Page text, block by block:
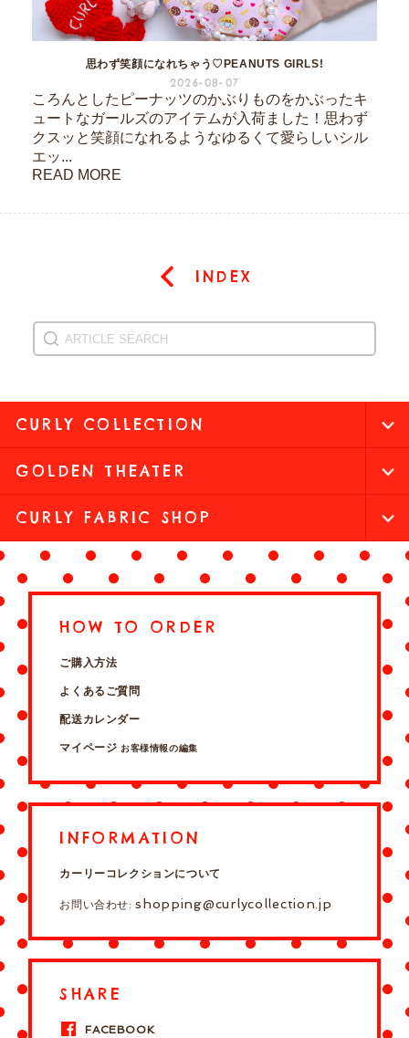
思わず笑顔になれちゃう♡PEANUTS GIRLS!
2026-08-07
ころんとしたピーナッツのかぶりものをかぶったキ
ュートなガールズのアイテムが入荷ました！思わず
クスッと笑顔になれるようなゆるくて愛らしいシル
エッ...
READ MORE
INDEX
CURLY COLLECTION
GOLDEN THEATER
CURLY FABRIC SHOP
HOW TO ORDER
ご購入方法
よくあるご質問
配送カレンダー
マイページ お客様情報の編集
INFORMATION
カーリーコレクションについて
お問い合わせ:shopping@curlycollection.jp
SHARE
FACEBOOK